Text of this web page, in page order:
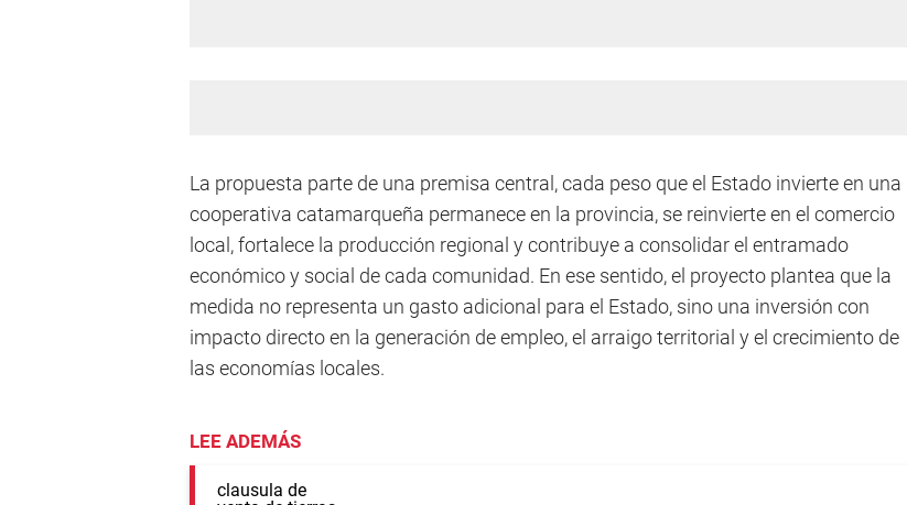
La propuesta parte de una premisa central, cada peso que el Estado invierte en una
cooperativa catamarqueña permanece en la provincia, se reinvierte en el comercio
local, fortalece la producción regional y contribuye a consolidar el entramado
económico y social de cada comunidad. En ese sentido, el proyecto plantea que la
medida no representa un gasto adicional para el Estado, sino una inversión con
impacto directo en la generación de empleo, el arraigo territorial y el crecimiento de
las economías locales.
LEE ADEMÁS